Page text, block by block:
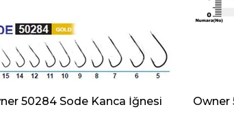
Owner 50036 So-Karei Olta Kanca iğnesi